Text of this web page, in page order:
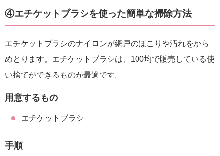
④エチケットブラシを使った簡単な掃除方法
エチケットブラシのナイロンが網戸のほこりや汚れをから
めとります。エチケットブラシは、100均で販売している使
い捨てができるものが最適です。
用意するもの
エチケットブラシ
手順